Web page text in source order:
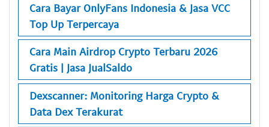
Cara Bayar OnlyFans Indonesia & Jasa VCC
Top Up Terpercaya
Cara Main Airdrop Crypto Terbaru 2026
Gratis | Jasa JualSaldo
Dexscanner: Monitoring Harga Crypto &
Data Dex Terakurat